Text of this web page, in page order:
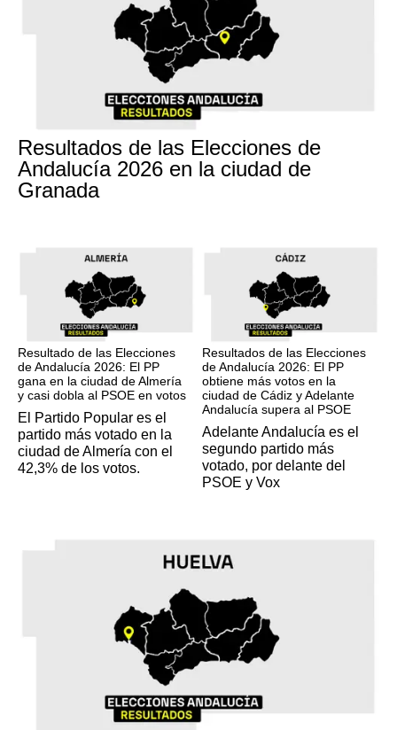
Resultados de las Elecciones de
Andalucía 2026 en la ciudad de
Granada
Resultado de las Elecciones
de Andalucía 2026: El PP
gana en la ciudad de Almería
y casi dobla al PSOE en votos
El Partido Popular es el
partido más votado en la
ciudad de Almería con el
42,3% de los votos.
Resultados de las Elecciones
de Andalucía 2026: El PP
obtiene más votos en la
ciudad de Cádiz y Adelante
Andalucía supera al PSOE
Adelante Andalucía es el
segundo partido más
votado, por delante del
PSOE y Vox